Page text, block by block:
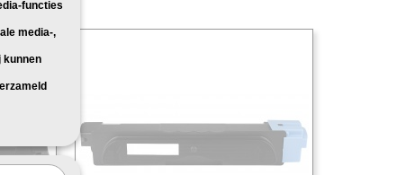
functies
media-,
kunnen